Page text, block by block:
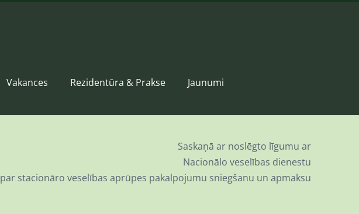
Vakances Rezidentūra & Prakse Jaunumi
Saskaņā ar noslēgto līgumu ar
Nacionālo veselības dienestu
par stacionāro veselības aprūpes pakalpojumu sniegšanu un apmaksu